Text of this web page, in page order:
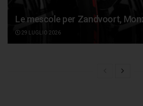
Le mescole per Zandvoort,
29 LUGLIO 2026